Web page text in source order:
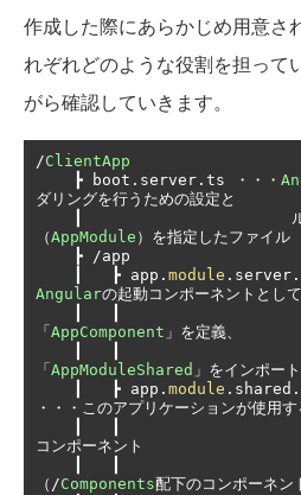
作成した際にあらかじめ用意さ
れぞれどのような役割を担って
がら確認していきます。
/ClientApp
┣ boot . server . ts ・・・
ダリングを行うための設定と
（AppModule ）を指定したファイル
┣ /app
┣ app . module . server .
Angularの起動コンポーネントとして
「 AppComponent 」を定義、
「 AppModuleShared 」をインポー
┣ app . module . shared .
・・・このアプリケーションが使用す
コンポーネント
（/Components配下のコンポーネン